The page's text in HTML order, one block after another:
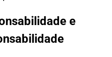
e